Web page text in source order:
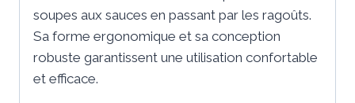
soupes aux sauces en passant par les ragoûts.
Sa forme ergonomique et sa conception
robuste garantissent une utilisation confortable
et efficace.